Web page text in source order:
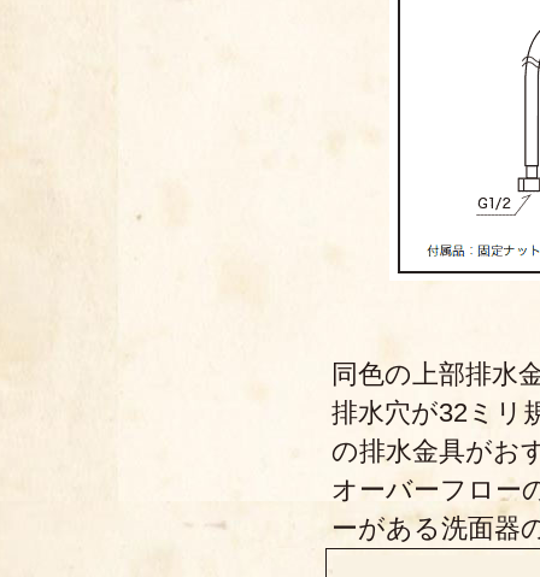
同色の上部排水
排水穴が32ミリ
の排水金具がお
オーバーフロー
ーがある洗面器